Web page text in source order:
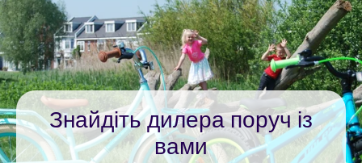
Знайдіть дилера поруч із
вами